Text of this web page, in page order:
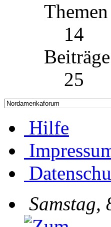
Themen
14
Beiträge
25
Hilfe
Samstag,